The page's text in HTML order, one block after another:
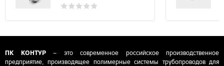
ПК КОНТУР– это современное российское производственное
предприятие, производящее полимерные системы трубопроводов для